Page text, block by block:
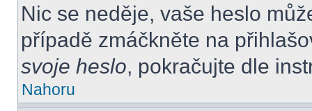
Nic se neděje, vaše heslo
případě zmáčkněte na
svoje heslo, pokračujte dle
Nahoru